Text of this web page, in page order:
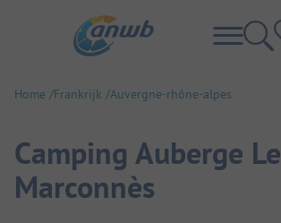
Home Frankrijk Auvergne-rhône-alpes
Camping Auberge Le
Marconnès